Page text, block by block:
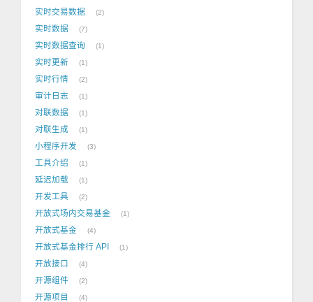
实时交易数据 2
实时数据 7
实时数据查询 1
实时更新 1
实时行情 2
审计日志 1
对联数据 1
对联生成 1
小程序开发 3
工具介绍 1
延迟加载 1
开发工具 2
开放式场内交易基金 1
开放式基金 4
开放式基金排行 API 1
开放接口 4
开源组件 2
开源项目 4